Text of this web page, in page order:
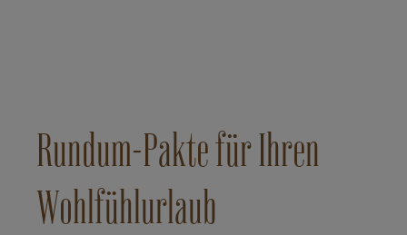
Rundum-Pakte für Ihren
Wohlfühlurlaub